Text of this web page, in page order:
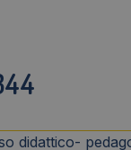
didattico-